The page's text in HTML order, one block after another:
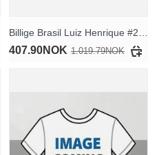
Billige Brasil Luiz Henrique #21 Bortedrakt Dame VM 2026 Kortermet
407.90NOK 1.019.79NOK